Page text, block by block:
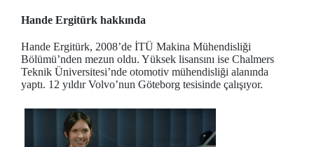
Hande Ergitürk hakkında
Hande Ergitürk, 2008’de İTÜ Makina Mühendisliği
Bölümü’nden mezun oldu. Yüksek lisansını ise Chalmers
Teknik Üniversitesi’nde otomotiv mühendisliği alanında
yaptı. 12 yıldır Volvo’nun Göteborg tesisinde çalışıyor.